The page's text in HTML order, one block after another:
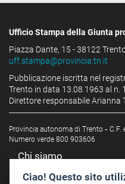
Ufficio Stampa della Giunta
Piazza Dante, 15 - 38122
uff.stampa@provincia.tn.it
Pubblicazione iscritta nel
Trento in data 13.08.1963 al n.
Direttore responsabile Arianna
Provincia autonoma di Trento - C.F.
Numero verde 800 903606
Chi siamo
Redazione
Ciao! Questo sito